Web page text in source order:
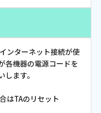
ンターネット接続が使
各機器の電源コードを
ます。
はTAのリセット